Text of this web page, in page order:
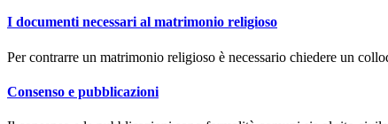
I documenti necessari al matrimonio religioso
Per contrarre un matrimonio religioso è necessario chiedere un
Consenso e pubblicazioni